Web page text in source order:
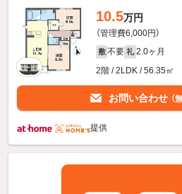
10.5万円
（管理費6,000円）
敷 不要 礼 2.0ヶ月
2階 / 2LDK / 56.35㎡
お問い合わせ （
提供